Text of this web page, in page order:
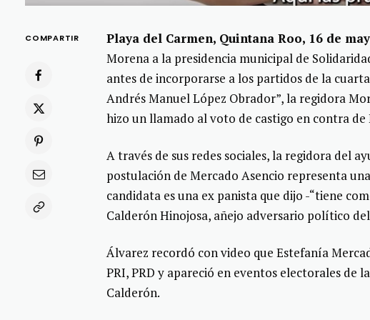
COMPARTIR Playa del Carmen, Quintana Roo, 16 de
Morena a la presidencia municipal de
antes de incorporarse a los partidos de la
Andrés Manuel López Obrador”, la regidora
hizo un llamado al voto de castigo en contra de
A través de sus redes sociales, la regidora del
postulación de Mercado Asencio representa
candidata es una ex panista que dijo -“tiene
Calderón Hinojosa, añejo adversario político
Álvarez recordó con video que Estefanía
PRI, PRD y apareció en eventos electorales de
Calderón.